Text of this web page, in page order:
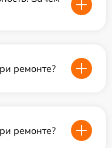
ремонте?
ремонте?